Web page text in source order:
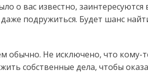
о вас известно,
подружиться. Будет шанс
обычно. Не исключено, что кому-
собственные дела, чтобы